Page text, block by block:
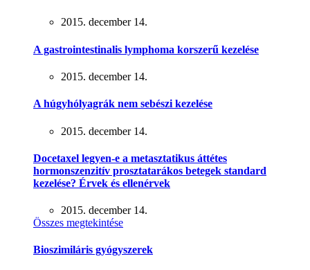
2015. december 14.
A gastrointestinalis lymphoma korszerű kezelése
2015. december 14.
A húgyhólyagrák nem sebészi kezelése
2015. december 14.
Docetaxel legyen-e a metasztatikus áttétes
hormonszenzitív prosztatarákos betegek standard
kezelése? Érvek és ellenérvek
2015. december 14.
Összes megtekintése
Bioszimiláris gyógyszerek